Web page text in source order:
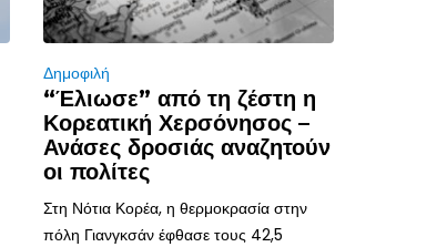
Δημοφιλή
“Έλιωσε” από τη ζέστη η
Κορεατική Χερσόνησος –
Ανάσες δροσιάς αναζητούν
οι πολίτες
Στη Νότια Κορέα, η θερμοκρασία στην
πόλη Γιανγκσάν έφθασε τους 42,5